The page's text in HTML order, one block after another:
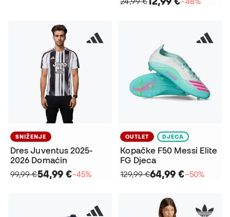
SNIŽENJE
Dres Juventus 2025-
2026 Domaćin
99,99 €54,99 €−45%
OUTLET DJECA
Kopačke F50 Messi Elite
FG Djeca
129,99 €64,99 €−50%